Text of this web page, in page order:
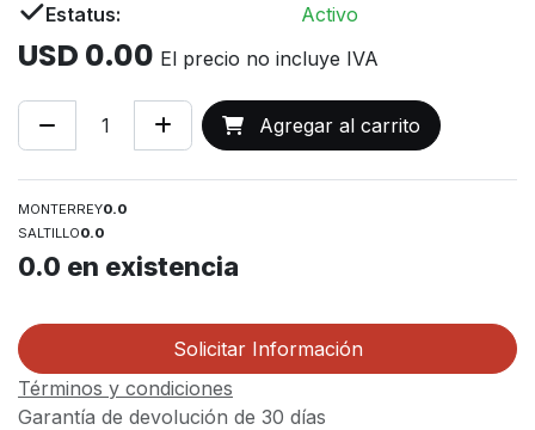
Estatus:
Activo
USD 0.00 El precio no incluye IVA
Agregar al carrito
MONTERREY0.0
SALTILLO0.0
0.0 en existencia
Solicitar Información
Términos y condiciones
Garantía de devolución de 30 días